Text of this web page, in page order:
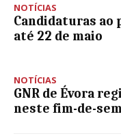
NOTÍCIAS
Candidaturas ao
até 22 de maio
NOTÍCIAS
GNR de Évora
neste fim-de-